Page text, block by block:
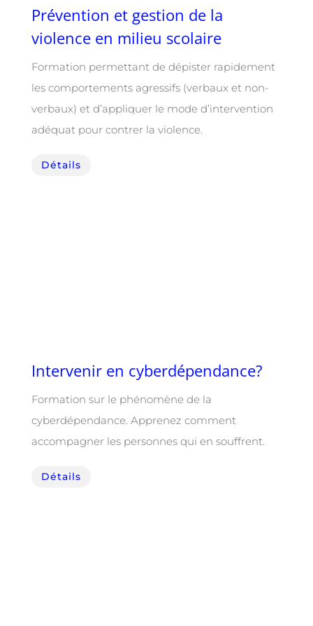
Prévention et gestion de la
violence en milieu scolaire
Formation permettant de dépister rapidement
les comportements agressifs (verbaux et non-
verbaux) et d’appliquer le mode d’intervention
adéquat pour contrer la violence.
Détails
Intervenir en cyberdépendance?
Formation sur le phénomène de la
cyberdépendance. Apprenez comment
accompagner les personnes qui en souffrent.
Détails